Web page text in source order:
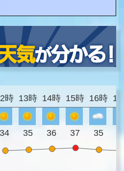
時 13時 14時 15時 16時
34 35 36 37 35